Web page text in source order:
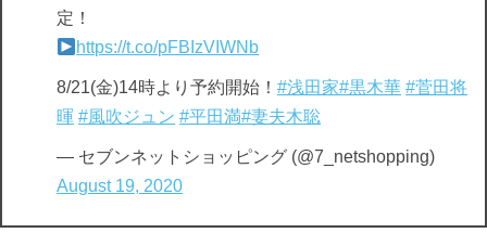
定！
https://t.co/pFBIzVIWNb
8/21(金)14時より予約開始！ #浅田家#黒木華 #菅田将
暉 #風吹ジュン #平田満#妻夫木聡
— セブンネットショッピング (@7_netshopping)
August 19, 2020